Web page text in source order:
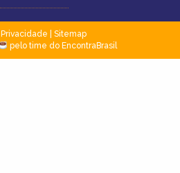
Privacidade
Sitemap
pelo time do EncontraBrasil